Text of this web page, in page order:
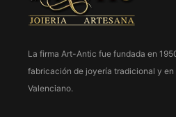
La firma Art-Antic fue fundada en
fabricación de joyería tradicional y
Valenciano.